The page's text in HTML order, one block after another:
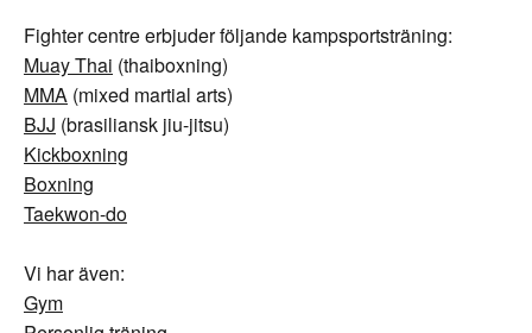
Fighter centre erbjuder följande kampsportsträning:
Muay Thai (thaiboxning)
MMA (mixed martial arts)
BJJ (brasiliansk jiu-jitsu)
Kickboxning
Boxning
Taekwon-do
Vi har även:
Gym